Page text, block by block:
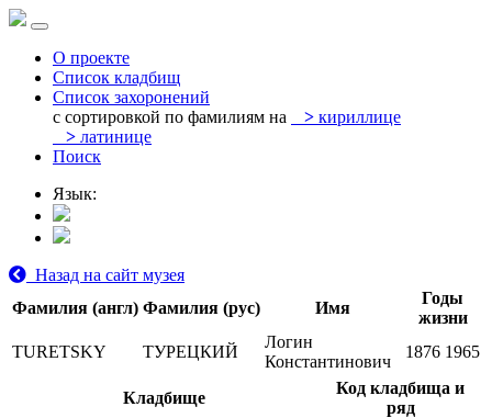
О проекте
Список кладбищ
Список захоронений
с сортировкой по фамилиям на
> кириллице
> латинице
Поиск
Язык:
Назад на сайт музея
Фамилия (англ) Фамилия (рус) Имя
Годы
жизни
TURETSKY
ТУРЕЦКИЙ
Логин
Константинович
1876 1965
Кладбище
Код кладбища и
ряд